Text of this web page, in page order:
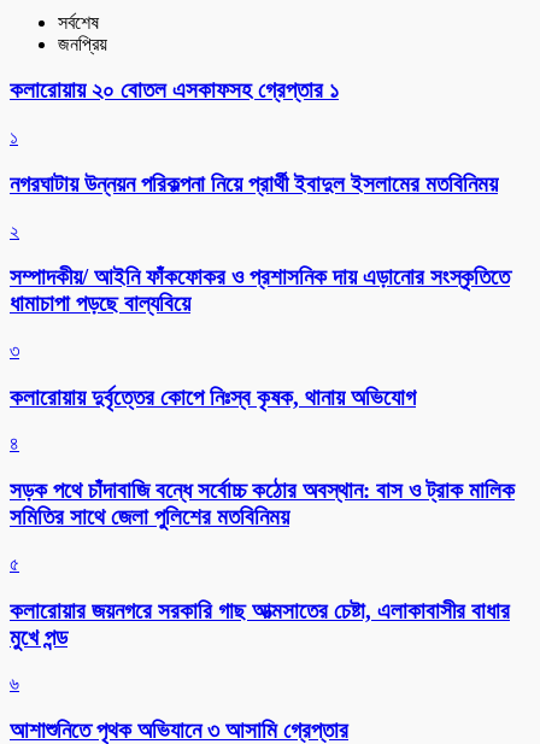
সর্বশেষ
জনপ্রিয়
কলারোয়ায় ২০ বোতল এসকাফসহ গ্রেপ্তার ১
১
নগরঘাটায় উন্নয়ন পরিকল্পনা নিয়ে প্রার্থী ইবাদুল ইসলামের মতবিনিময়
২
সম্পাদকীয়/ আইনি ফাঁকফোকর ও প্রশাসনিক দায় এড়ানোর সংস্কৃতিতে
ধামাচাপা পড়ছে বাল্যবিয়ে
৩
কলারোয়ায় দুর্বৃত্তের কোপে নিঃস্ব কৃষক, থানায় অভিযোগ
৪
সড়ক পথে চাঁদাবাজি বন্ধে সর্বোচ্চ কঠোর অবস্থান: বাস ও ট্রাক মালিক
সমিতির সাথে জেলা পুলিশের মতবিনিময়
৫
কলারোয়ার জয়নগরে সরকারি গাছ আত্মসাতের চেষ্টা, এলাকাবাসীর বাধার
মুখে পন্ড
৬
আশাশুনিতে পৃথক অভিযানে ৩ আসামি গ্রেপ্তার